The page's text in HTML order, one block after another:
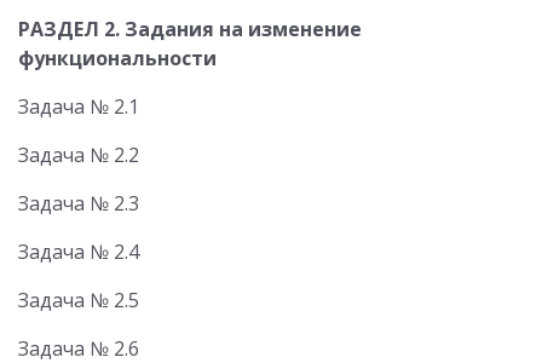
РАЗДЕЛ 2. Задания на изменение
функциональности
Задача № 2.1
Задача № 2.2
Задача № 2.3
Задача № 2.4
Задача № 2.5
Задача № 2.6